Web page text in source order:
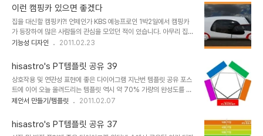
듯 결혼 전 얘기와는..
디자인들을 보게 될때면... 때론 정말 이런 디자인은 언제고 충분히 생
각할 수도 있는 것들이었을 텐데 왜 이제야 생각하게 되었을까?라는
의아함을 갖게 될때가 한 두번이 아닙니다. ▲ 디자인은 생각의 빛을
더욱 밝혀줍니다. 그렇기 때문에 더욱 작은 생각들 하나라도 그냥 지나
치지 말자고 생각합니다. 그리고 그렇게 생각의 확장을 통해 좀 더 넓
들수 있도록 해야한다는 생각입니다..
이런 캠핑카 있으면 좋겠다
집을 대신할 캠핑카?! 언제인가 KBS 예능프로인 1박2일에서 캠핑카
가 등장하여 많은 사람들의 관심을 모았던 적이 있습니다. 아무리 집에
만 있기를 좋아하는 사람이라도 캠핑카가 있다면, 어딘가 떠나고 싶다
많이 왜곡되어 있는 부동산을 바라보는 사람들의 생각도 많이 변화할
듯 하기도 하구요. 서양의 경우에는 많이 보편화되었다지만, 국내의 경
우는 최근 캠핑카에 대한 관심이 증대되어 모임도 생기고, 자동차 캠핑
을 즐길 수 있는 장소들도 몇몇 곳에 조성되고 있으며, 최근 들어 자동
차 캠핑과 관련한 대회들이 개최되고 있다는 소식들을 가끔 접하긴 해
껴지는 것 역시 사실입니다. ..
기능성 디자인 2011.02.23
hisastro's PT템플릿 공유 39
상호작용 및 연관성 표현에 좋은 다이어그램 지난번 템플릿 공유 포스
트에 이어 오늘 올려드리는 템플릿 역시 약 70% 가량의 완성도를 갖
춘 형태입니다. 각각의 도형 속성 -전체를 그룹으로 묶었을 경우는 개
후 제가 이 다이어그램을 활용하여 제안서로 만들게 된다면 저 나름대
로 완성한 모습의 템플릿을 다시 공유하게 되겠지만, 혹 공유해드린 템
제안서 만들기/템플릿 2011.02.07
hisastro's PT템플릿 공유 37